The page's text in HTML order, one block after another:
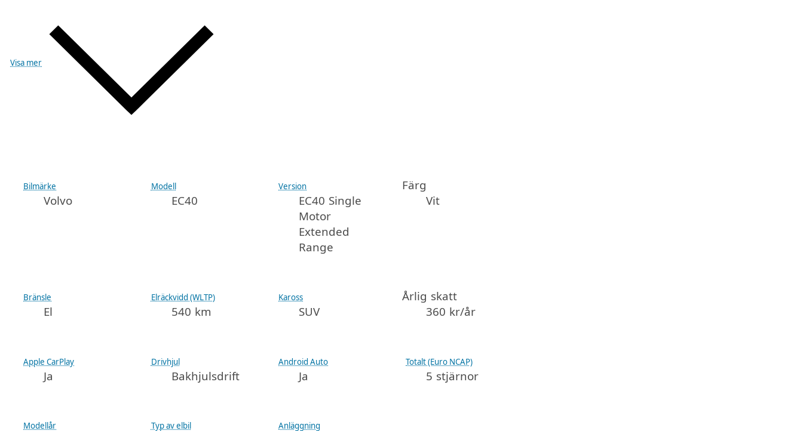
Visa mer
Bilmärke
Volvo
Modell
EC40
Version
EC40 Single
Motor
Extended
Range
Färg
Vit
Bränsle
El
Elräckvidd (WLTP)
540 km
Kaross
SUV
Årlig skatt
360 kr/år
Apple CarPlay
Ja
Drivhjul
Bakhjulsdrift
Android Auto
Ja
Totalt (Euro NCAP)
5 stjärnor
Modellår Typ av elbil Anläggning